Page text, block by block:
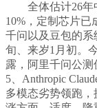
全体估计26年
10%，定制芯片已
千问以及豆包的
旬、来岁1月初。
露，阿里千问公测
5、Anthropic
多模态劣势领跑，